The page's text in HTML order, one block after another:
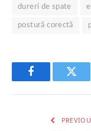
dureri de spate
postură corectă
Facebook